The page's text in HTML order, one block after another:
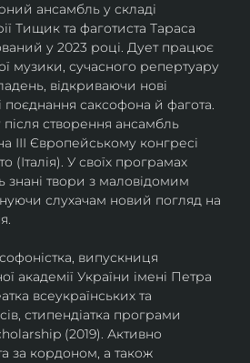
ансамбль у складі
Тищик та фаготиста Тараса
у 2023 році. Дует працює
музики, сучасного репертуару
відкриваючи нові
поєднання саксофона й фагота.
створення ансамбль
ІІІ Європейському конгресі
(Італія). У своїх програмах
знані твори з маловідомим
слухачам новий погляд на
випускниця
академії України імені Петра
всеукраїнських та
стипендіатка програми
(2019). Активно
за кордоном, а також